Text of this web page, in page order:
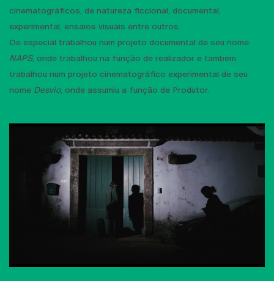
cinematográficos, de natureza ficcional, documental,
experimental, ensaios visuais entre outros.
De especial trabalhou num projeto documental de seu nome
NAPS, onde trabalhou na função de realizador e também
trabalhou num projeto cinematográfico experimental de seu
nome Desvio, onde assumiu a função de Produtor.